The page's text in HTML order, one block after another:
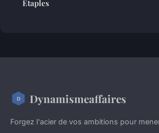
Étaples
Dynamismeaffaires
Forgez l'acier de vos ambitions pour